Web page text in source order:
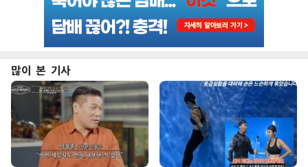
많이 본 기사